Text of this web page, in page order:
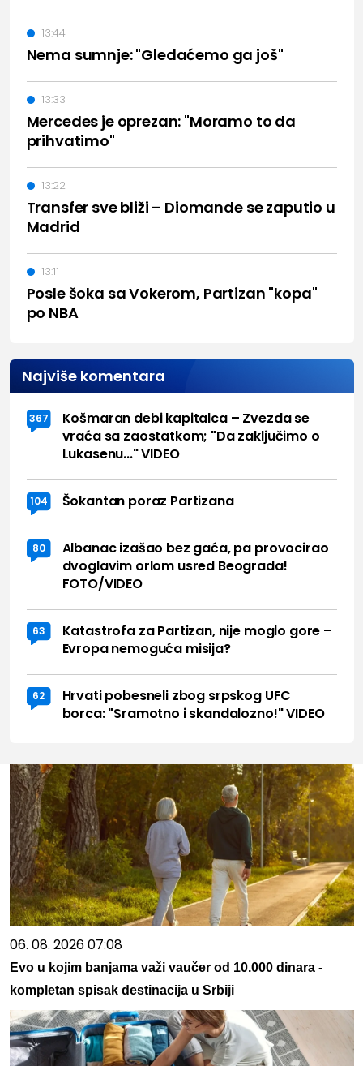
Nema sumnje: "Gledaćemo ga još"
13:44
Mercedes je oprezan: "Moramo to da
prihvatimo"
13:33
Transfer sve bliži – Diomande se zaputio u
Madrid
13:22
Posle šoka sa Vokerom, Partizan "kopa"
po NBA
13:11
Najviše komentara
367
Košmaran debi kapitalca – Zvezda se
vraća sa zaostatkom; "Da zaključimo o
Lukasenu..." VIDEO
104 Šokantan poraz Partizana
80
Albanac izašao bez gaća, pa provocirao
dvoglavim orlom usred Beograda!
FOTO/VIDEO
63
Katastrofa za Partizan, nije moglo gore –
Evropa nemoguća misija?
62
Hrvati pobesneli zbog srpskog UFC
borca: "Sramotno i skandalozno!" VIDEO
06. 08. 2026 07:08
Evo u kojim banjama važi vaučer od 10.000 dinara -
kompletan spisak destinacija u Srbiji